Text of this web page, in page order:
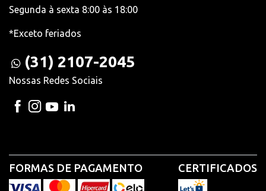
Segunda à sexta 8:00 às 18:00
*Exceto feriados
(31) 2107-2045
Nossas Redes Sociais
FORMAS DE PAGAMENTO CERTIFICADOS